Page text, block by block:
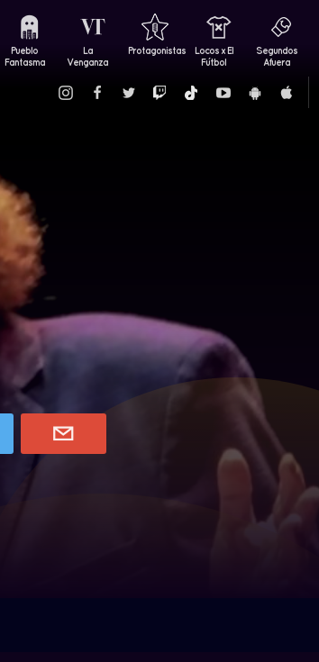
Pueblo
Fantasma
La
Venganza
Protagonistas
Locos x El
Fútbol
Segundos
Afuera